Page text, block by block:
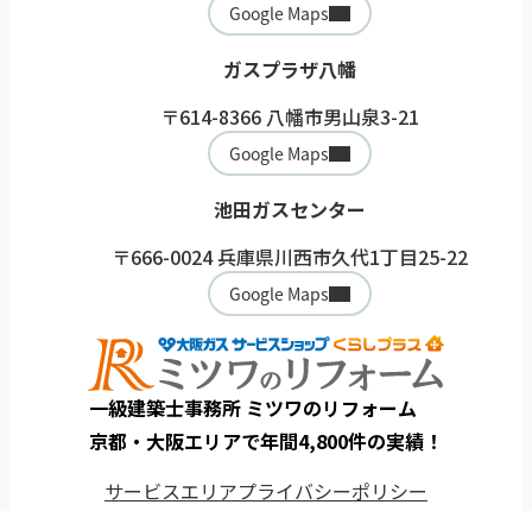
一級建築士事務所 ミツワのリフォーム
京都・大阪エリアで年間4,800件の実績！
Google Maps
ガスプラザ八幡
〒614-8366 八幡市男山泉3-21
Google Maps
池田ガスセンター
〒666-0024 兵庫県川西市久代1丁目25-22
Google Maps
サービスエリアプライバシーポリシー